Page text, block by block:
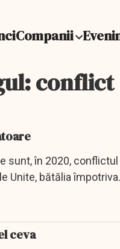
Companii
conflict
sunt, în 2020,
Unite, bătălia împotriva
ceva